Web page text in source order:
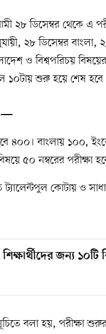
২৮ ডিসেম্বর থেকে এ
২৮ ডিসেম্বর
ও বিশ্বপরিচয়
১০টায় শুরু হয়ে শেষ হবে
৪০০। বাংলায় ১০০,
৫০ নম্বরের পরীক্ষা
কোটায় ও
জন্য ১০টি
বলা হয়, পরীক্ষা